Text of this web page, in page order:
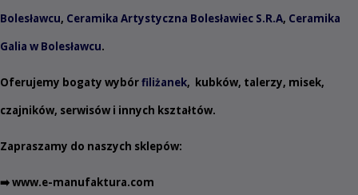
Bolesławcu, Ceramika Artystyczna Bolesławiec S.R.A, Ceramika
Galia w Bolesławcu.
Oferujemy bogaty wybórfiliżanek, kubków, talerzy, misek,
czajników, serwisów i innych kształtów.
Zapraszamy do naszych sklepów:
➡️www.e-manufaktura.com